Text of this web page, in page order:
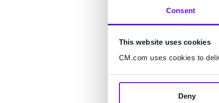
Consent
This website uses cookies
CM.com uses cookies to
Deny